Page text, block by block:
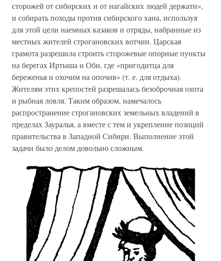
сторожей от сибирских и от нагайских людей держати»,
и собирать походы против сибирского хана, используя
для этой цели наемных казаков и отряды, набранные из
местных жителей строгановских вотчин. Царская
грамота разрешила строить сторожевые опорные пункты
на берегах Иртыша и Оби, где «пригодитца для
береженья и охочим на опочив» (т. е. для отдыха).
Жителям этих крепостей разрешалась безоброчная охота
и рыбная ловля. Таким образом, намечалось
распространение строгановских земельных владений в
пределах Зауралья, а вместе с тем и укрепление позиций
правительства в Западной Сибири. Выполнение этой
задачи было делом довольно сложным.